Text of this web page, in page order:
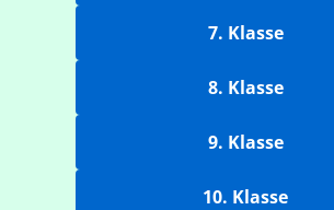
7. Klasse
8. Klasse
9. Klasse
10. Klasse